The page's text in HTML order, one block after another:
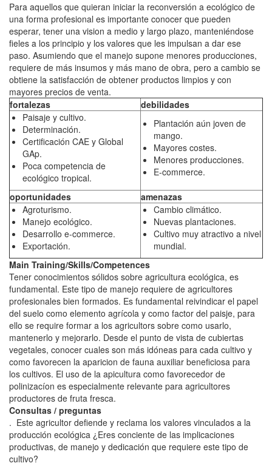
Para aquellos que quieran iniciar la reconversión a ecológico de
una forma profesional es importante conocer que pueden
esperar, tener una vision a medio y largo plazo, manteniéndose
fieles a los principio y los valores que les impulsan a dar ese
paso. Asumiendo que el manejo supone menores producciones,
requiere de más insumos y más mano de obra, pero a cambio se
obtiene la satisfacción de obtener productos limpios y con
mayores precios de venta.
fortalezas
debilidades
Paisaje y cultivo.
Determinación.
Certificación CAE y Global
GAp.
Poca competencia de
ecológico tropical.
Plantación aún joven de
mango.
Mayores costes.
Menores producciones.
E-commerce.
oportunidades
amenazas
Agroturismo.
Manejo ecológico.
Desarrollo e-commerce.
Exportación.
Cambio climático.
Nuevas plantaciones.
Cultivo muy atractivo a nivel
mundial.
Main Training/Skills/Competences
Tener conocimientos sólidos sobre agricultura ecológica, es
fundamental. Este tipo de manejo requiere de agricultores
profesionales bien formados. Es fundamental reivindicar el papel
del suelo como elemento agrícola y como factor del paisje, para
ello se require formar a los agricultors sobre como usarlo,
mantenerlo y mejorarlo. Desde el punto de vista de cubiertas
vegetales, conocer cuales son más idóneas para cada cultivo y
como favorecen la aparicion de fauna auxiliar beneficiosa para
los cultivos. El uso de la apicultura como favorecedor de
polinizacíon es especialmente relevante para agricultores
productores de fruta fresca.
Consultas / preguntas
. Este agricultor defiende y reclama los valores vinculados a la
producción ecológica ¿Eres conciente de las implicaciones
productivas, de manejo y dedicación que requiere este tipo de
cultivo?